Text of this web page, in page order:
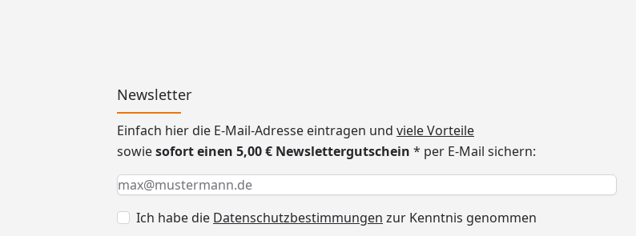
Newsletter
Einfach hier die E-Mail-Adresse eintragen und viele Vorteile
sowiesofort einen 5,00 € Newslettergutschein * per E-Mail sichern:
Keine Eingabe erforderlich
Eingabe erforderlich
E-Mail *
Ich habe die Datenschutzbestimmungen zur Kenntnis genommen